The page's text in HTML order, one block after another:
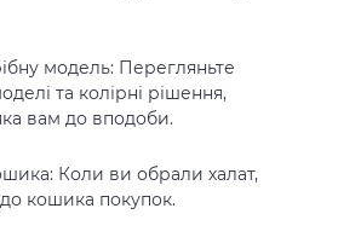
модель: Перегляньте
та колірні рішення,
вам до вподоби.
Коли ви обрали халат,
кошика покупок.